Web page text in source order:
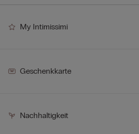
My Intimissimi
Geschenkkarte
Nachhaltigkeit